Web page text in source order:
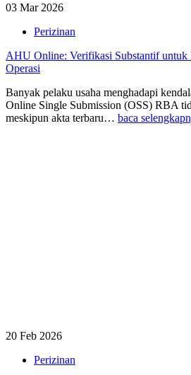
03 Mar 2026
Perizinan
AHU Online: Verifikasi Substantif untuk
Operasi
Banyak pelaku usaha menghadapi
Online Single Submission (OSS) RBA
meskipun akta terbaru… baca
20 Feb 2026
Perizinan